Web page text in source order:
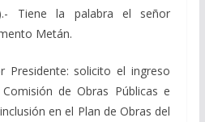
Tiene la palabra el señor
Metán.
Presidente: solicito el ingreso
de Obras Públicas e
en el Plan de Obras del